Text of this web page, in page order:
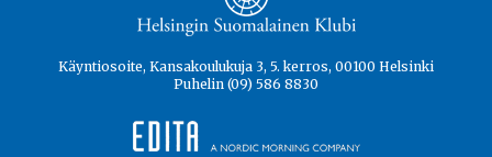
Käyntiosoite, Kansakoulukuja 3, 5. kerros, 00100 Helsinki
Puhelin (09) 586 8830